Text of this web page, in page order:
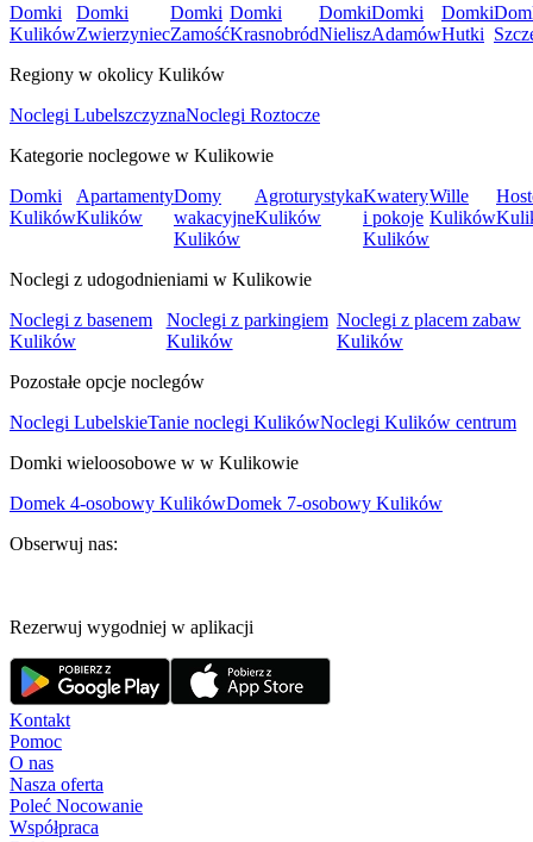
Domki
Kulików
Domki
Zwierzyniec
Domki
Zamość
Domki
Krasnobród
Domki
Nielisz
Domki
Adamów
Domki
Hutki
Regiony w okolicy Kulików
Noclegi LubelszczyznaNoclegi Roztocze
Kategorie noclegowe w Kulikowie
Domki
Kulików
Apartamenty
Kulików
Domy
wakacyjne
Kulików
Agroturystyka
Kulików
Kwatery
i pokoje
Kulików
Wille
Kulików
Noclegi z udogodnieniami w Kulikowie
Noclegi z basenem
Kulików
Noclegi z parkingiem
Kulików
Noclegi z placem zabaw
Kulików
Pozostałe opcje noclegów
Noclegi LubelskieTanie noclegi KulikówNoclegi Kulików centrum
Domki wieloosobowe w w Kulikowie
Domek 4-osobowy KulikówDomek 7-osobowy Kulików
Obserwuj nas:
Rezerwuj wygodniej w aplikacji
Kontakt
Pomoc
O nas
Nasza oferta
Poleć Nocowanie
Współpraca